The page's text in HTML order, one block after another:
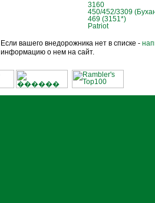
3160
450/452/3309
469 (3151*)
Patriot
Если вашего внедорожника нет в списке -
информацию о нем на сайт.